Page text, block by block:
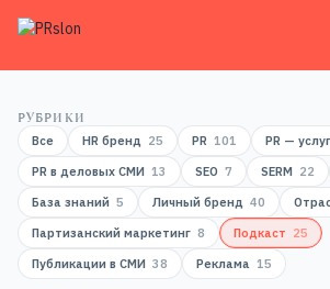
РУБРИКИ
Все
HR бренд 25 PR 101 PR —
PR в деловых СМИ 13 SEO 7 SERM 22
База знаний 5 Личный бренд 40
Партизанский маркетинг 8 Подкаст 25
Публикации в СМИ 38 Реклама 15